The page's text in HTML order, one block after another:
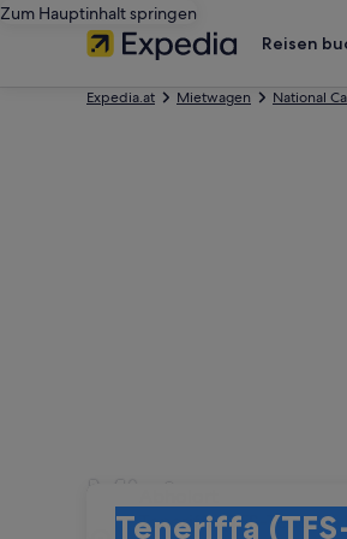
Zum Hauptinhalt springen
Reisen
Expedia.at Mietwagen National
Teneriffa (TFS-Tenerife